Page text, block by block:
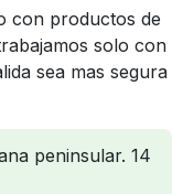
con productos de
solo con
sea mas segura
peninsular. 14